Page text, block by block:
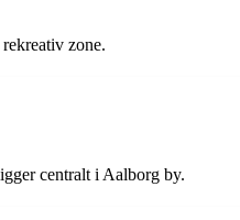
zone.
centralt i Aalborg by.